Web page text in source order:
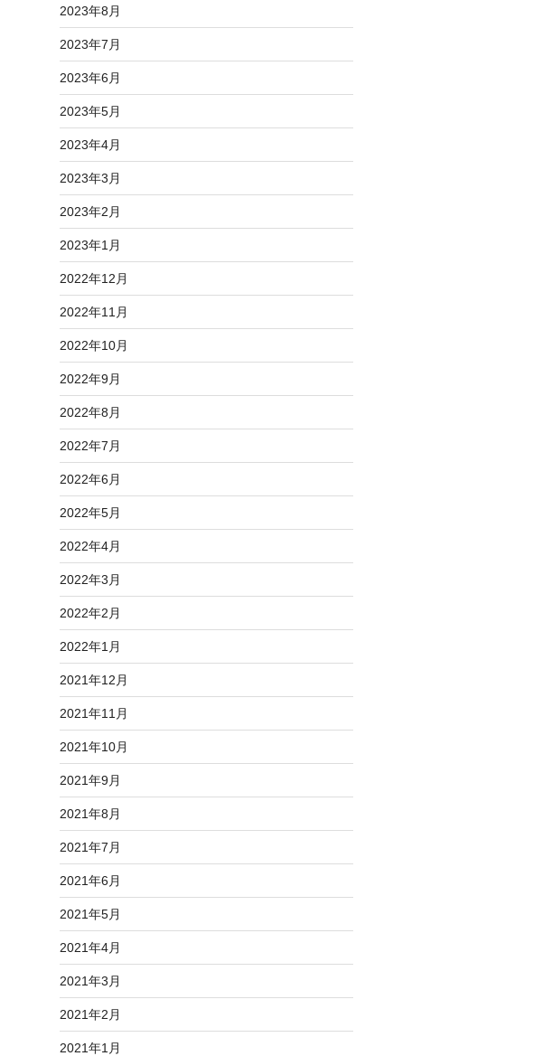
2023年8月
2023年7月
2023年6月
2023年5月
2023年4月
2023年3月
2023年2月
2023年1月
2022年12月
2022年11月
2022年10月
2022年9月
2022年8月
2022年7月
2022年6月
2022年5月
2022年4月
2022年3月
2022年2月
2022年1月
2021年12月
2021年11月
2021年10月
2021年9月
2021年8月
2021年7月
2021年6月
2021年5月
2021年4月
2021年3月
2021年2月
2021年1月